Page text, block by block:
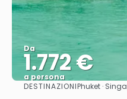
Da
1.772 €
a persona
DESTINAZIONIPhuket ·